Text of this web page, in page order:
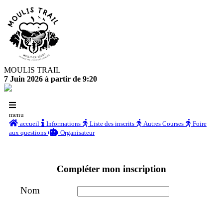
MOULIS TRAIL
7 Juin 2026 à partir de 9:20
menu
accueil
Informations Liste des inscrits Autres Courses
Foire
aux questions
Organisateur
Compléter mon inscription
Nom